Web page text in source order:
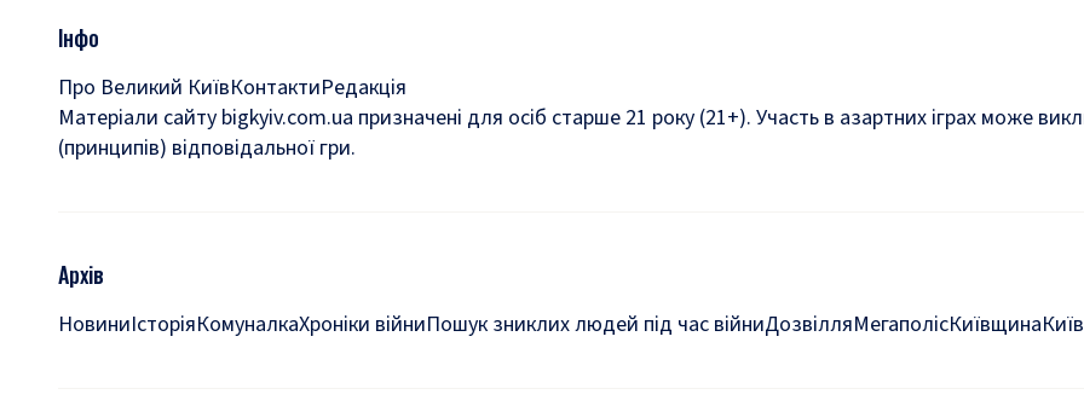
Інфо
Про Великий КиївКонтактиРедакція
Матеріали сайту bigkyiv.com.ua призначені для осіб старше 21 року (21+). Участь в азартних іграх може
(принципів) відповідальної гри.
Архів
НовиниІсторіяКомуналкаХроніки війниПошук зниклих людей під час війниДозвілляМегаполісКиївщина